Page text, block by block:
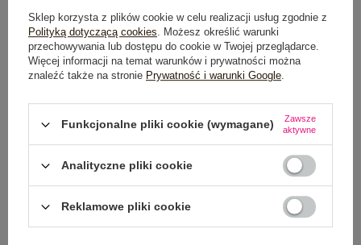
OPIS PRODUKTU
GŁÓWNE PARAMETRY
Sklep korzysta z plików cookie w celu realizacji usług zgodnie z
Polityką dotyczącą cookies. Możesz określić warunki
przechowywania lub dostępu do cookie w Twojej przeglądarce.
Więcej informacji na temat warunków i prywatności można
znaleźć także na stronie Prywatność i warunki Google.
Funkcjonalne pliki cookie (wymagane)
Zawsze
aktywne
Analityczne pliki cookie
Reklamowe pliki cookie